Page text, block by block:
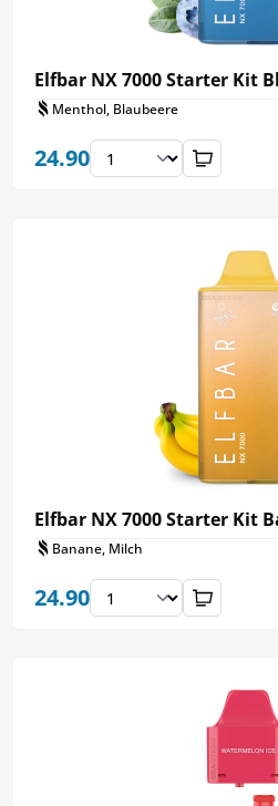
Elfbar NX 7000 Starter Kit
Menthol, Blaubeere
24.90
Elfbar NX 7000 Starter Kit
Banane, Milch
24.90